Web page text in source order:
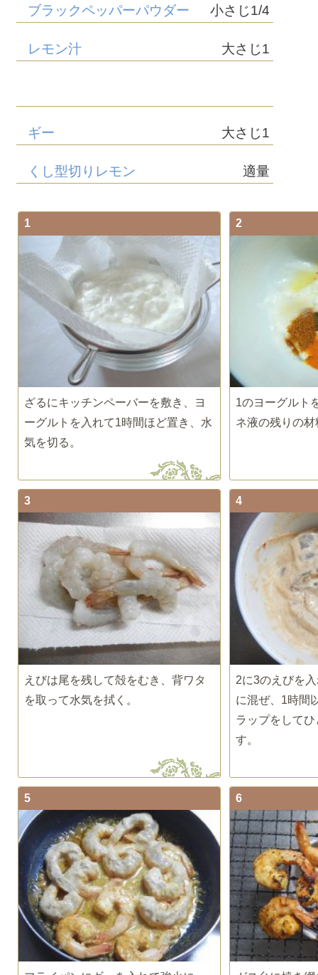
ブラックペッパーパウダー 小さじ1/4
レモン汁 大さじ1
ギー 大さじ1
くし型切りレモン 適量
1
ざるにキッチンペーバーを敷き、ヨ
ーグルトを入れて1時間ほど置き、水
気を切る。
2
1のヨーグルト
ネ液の残りの
3
えびは尾を残して殻をむき、背ワタ
を取って水気を拭く。
4
2に3のえびを
に混ぜ、1時間
ラップをして
す。
5 6